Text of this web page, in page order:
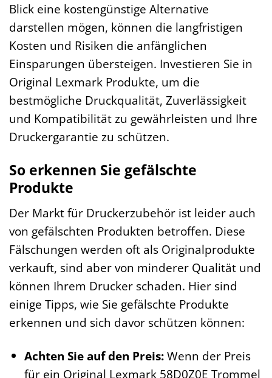
Blick eine kostengünstige Alternative
darstellen mögen, können die langfristigen
Kosten und Risiken die anfänglichen
Einsparungen übersteigen. Investieren Sie in
Original Lexmark Produkte, um die
bestmögliche Druckqualität, Zuverlässigkeit
und Kompatibilität zu gewährleisten und Ihre
Druckergarantie zu schützen.
So erkennen Sie gefälschte
Produkte
Der Markt für Druckerzubehör ist leider auch
von gefälschten Produkten betroffen. Diese
Fälschungen werden oft als Originalprodukte
verkauft, sind aber von minderer Qualität und
können Ihrem Drucker schaden. Hier sind
einige Tipps, wie Sie gefälschte Produkte
erkennen und sich davor schützen können:
Achten Sie auf den Preis:Wenn der Preis
für ein Original Lexmark 58D0Z0E Trommel